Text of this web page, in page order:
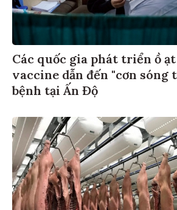
Các quốc gia phát triển ồ
vaccine dẫn đến "cơn sóng
bệnh tại Ấn Độ